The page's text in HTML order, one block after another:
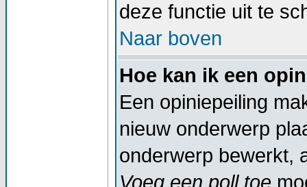
deze functie uit te
Naar boven
Hoe kan ik een
Een opiniepeiling
nieuw onderwerp
onderwerp bewerkt,
Voeg een poll toe